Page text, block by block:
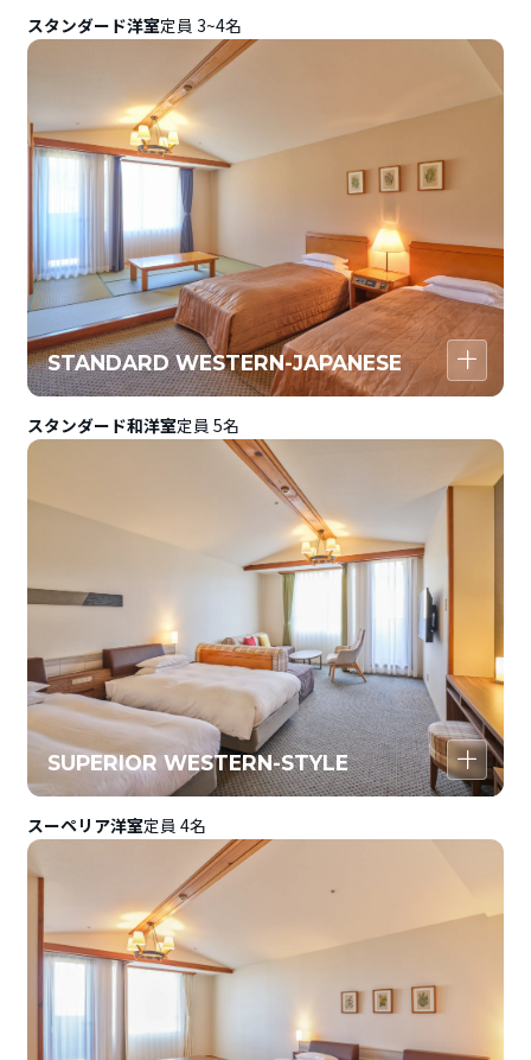
スタンダード洋室定員 3~4名
STANDARD WESTERN-JAPANESE
スタンダード和洋室定員 5名
SUPERIOR WESTERN-STYLE
スーペリア洋室定員 4名